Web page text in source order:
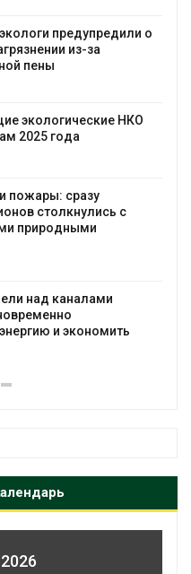
предупредили о
из-за
пены
экологические НКО
2025 года
пожары: сразу
столкнулись с
природными
над каналами
и экономить